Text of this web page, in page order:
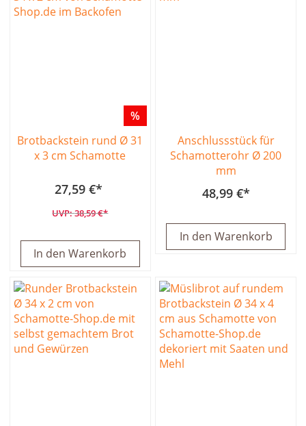
%
Brotbackstein rund Ø 31
x 3 cm Schamotte
27,59 €
38,59 €
In den Warenkorb
Anschlussstück für
Schamotterohr Ø 200
mm
48,99 €
In den Warenkorb